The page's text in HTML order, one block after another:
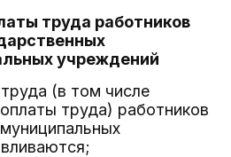
труда работников
учреждений
(в том числе
труда) работников